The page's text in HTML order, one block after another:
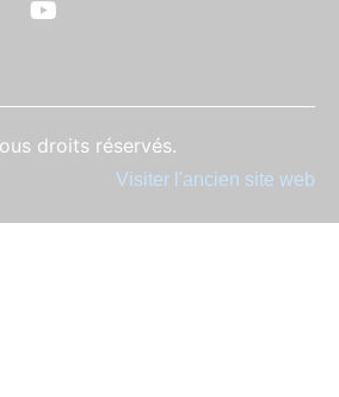
droits réservés.
Visiter l'ancien site web